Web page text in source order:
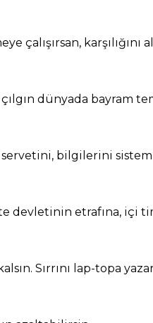
çalışırsan, karşılığını
çılgın dünyada bayram
servetini, bilgilerini
devletinin etrafına, içi
Sırrını lap-topa